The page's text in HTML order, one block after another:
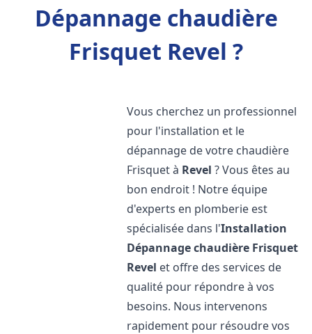
Dépannage chaudière
Frisquet Revel ?
Vous cherchez un professionnel
pour l'installation et le
dépannage de votre chaudière
Frisquet à Revel ? Vous êtes au
bon endroit ! Notre équipe
d'experts en plomberie est
spécialisée dans l'Installation
Dépannage chaudière Frisquet
Revel et offre des services de
qualité pour répondre à vos
besoins. Nous intervenons
rapidement pour résoudre vos